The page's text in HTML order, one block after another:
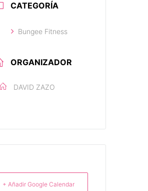
CATEGORÍA
Bungee Fitness
ORGANIZADOR
DAVID ZAZO
+ Añadir Google Calendar